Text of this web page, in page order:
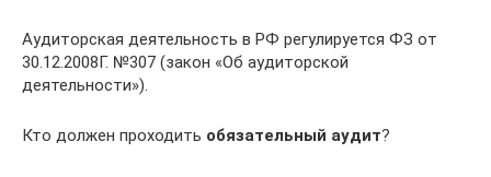
Аудиторская деятельность в РФ регулируется ФЗ от
30.12.2008Г. №307 (закон «Об аудиторской
деятельности»).
Кто должен проходить обязательный аудит?